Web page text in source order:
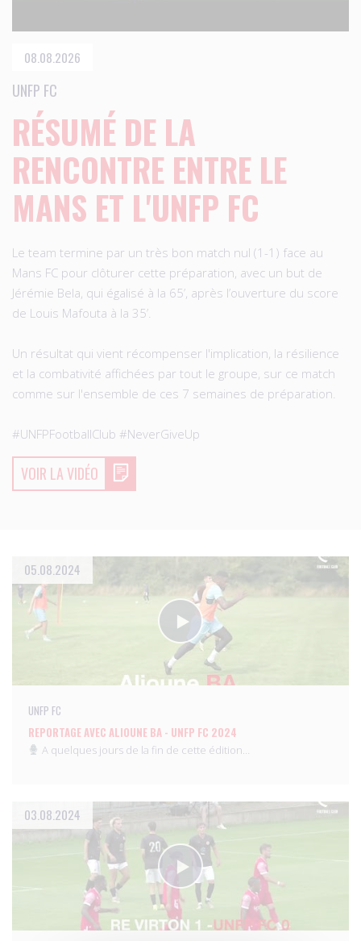
08.08.2026
UNFP FC
RÉSUMÉ DE LA
RENCONTRE ENTRE LE
MANS ET L'UNFP FC
Le team termine par un très bon match nul (1-1) face au
Mans FC pour clôturer cette préparation, avec un but de
Jérémie Bela, qui égalisé à la 65’, après l’ouverture du score
de Louis Mafouta à la 35’.
Un résultat qui vient récompenser l'implication, la résilience
et la combativité affichées par tout le groupe, sur ce match
comme sur l'ensemble de ces 7 semaines de préparation.
#UNFPFootballClub #NeverGiveUp
VOIR LA VIDÉO
05.08.2024
UNFP FC
REPORTAGE AVEC ALIOUNE BA - UNFP FC 2024
A quelques jours de la fin de cette édition…
03.08.2024